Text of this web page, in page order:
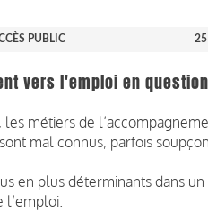
PUBLIC
vers l'emploi en question
métiers de
mal connus, parfois
en plus déterminants dans
l’emploi.